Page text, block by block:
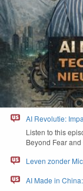
AI Revolutie:
BEYOND FEAR
Lis­ten to this
Beyond Fear
Leven zonder
AI Made in